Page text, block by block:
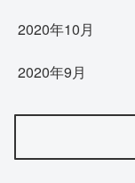
2020年10月
2020年9月